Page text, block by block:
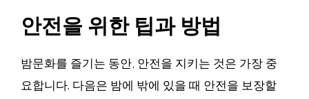
안전을 위한 팁과 방법
밤문화를 즐기는 동안, 안전을 지키는 것은 가장 중
요합니다. 다음은 밤에 밖에 있을 때 안전을 보장할